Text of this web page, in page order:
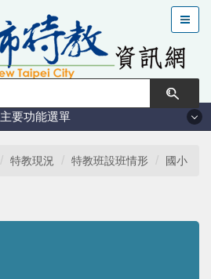
主要功能選單
特教現況 特教班設班情形 國小